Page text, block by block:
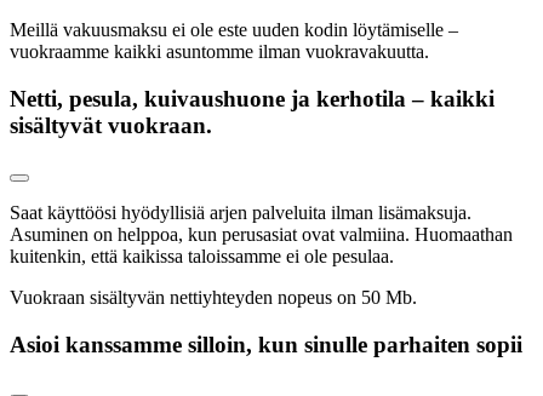
Meillä vakuusmaksu ei ole este uuden kodin löytämiselle –
vuokraamme kaikki asuntomme ilman vuokravakuutta.
Netti, pesula, kuivaushuone ja kerhotila – kaikki
sisältyvät vuokraan.
Saat käyttöösi hyödyllisiä arjen palveluita ilman lisämaksuja.
Asuminen on helppoa, kun perusasiat ovat valmiina. Huomaathan
kuitenkin, että kaikissa taloissamme ei ole pesulaa.
Vuokraan sisältyvän nettiyhteyden nopeus on 50 Mb.
Asioi kanssamme silloin, kun sinulle parhaiten sopii